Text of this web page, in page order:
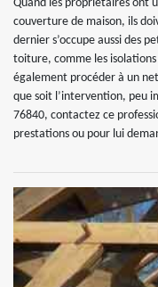
Quand les propriétaires ont
couverture de maison, ils
dernier s’occupe aussi des
toiture, comme les
également procéder à un
que soit l’intervention, peu
76840, contactez ce
prestations ou pour lui